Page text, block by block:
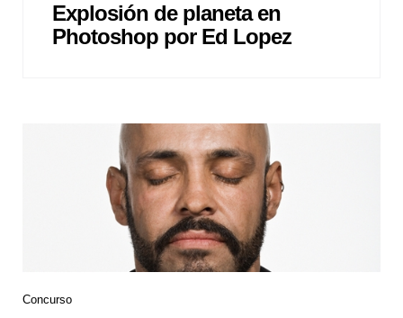
Explosión de planeta en
Photoshop por Ed Lopez
Concurso